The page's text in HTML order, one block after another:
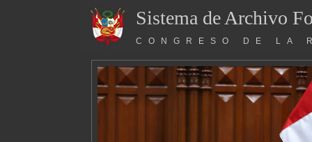
Sistema de Archivo
CONGRESO DE LA